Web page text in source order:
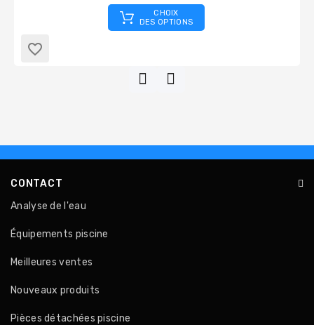
CHOIX
DES OPTIONS
favorite_border
CONTACT
Analyse de l'eau
Équipements piscine
Meilleures ventes
Nouveaux produits
Pièces détachées piscine